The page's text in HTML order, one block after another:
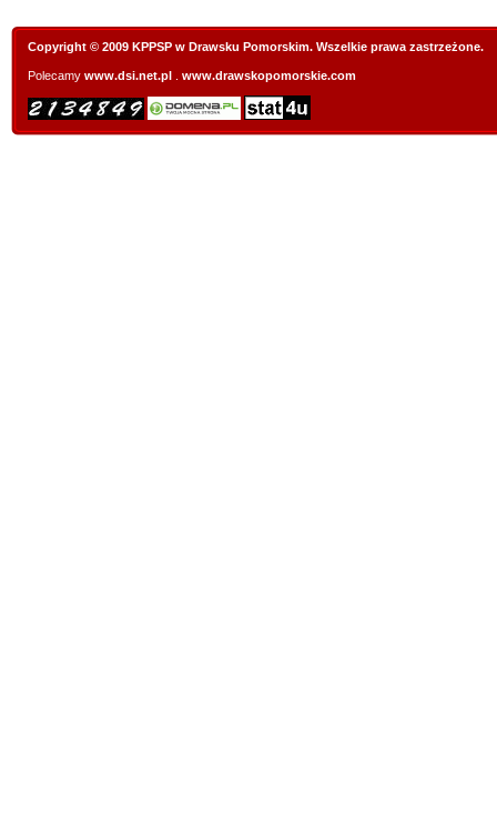
Copyright © 2009 KPPSP w Drawsku Pomorskim. Wszelkie prawa zastrzeżone.
Polecamy www.dsi.net.pl www.drawskopomorskie.com